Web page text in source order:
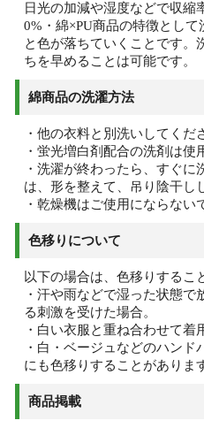
日光の加減や湿度などで収縮
0%・綿×PU商品の特徴とし
と色が落ちていくことです。
ちを早めることは可能です。
綿商品の洗濯方法
・他の衣料と別洗いしてくだ
・蛍光増白剤配合の洗剤は使
・洗濯が終わったら、すぐ
は、形を整えて、吊り陰干し
・乾燥機はご使用にならない
色移りについて
以下の場合は、色移りするこ
・汗や雨などで湿った状態で
る刺激を受けた場合。
・白い衣服と重ね合わせて着
・白・ベージュなどのハン
にも色移りすることがありま
商品掲載